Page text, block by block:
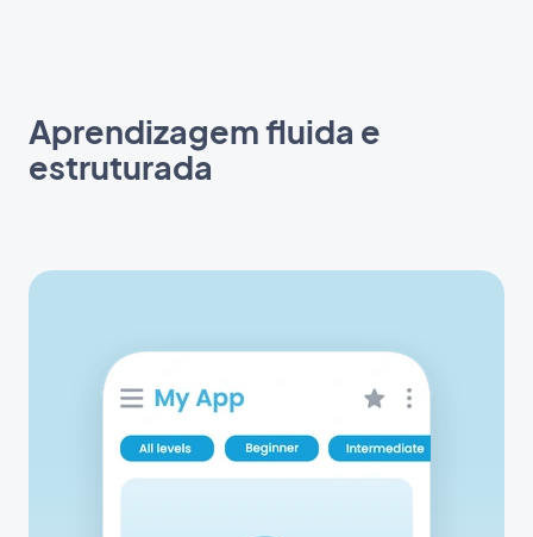
Aprendizagem fluida e
estruturada